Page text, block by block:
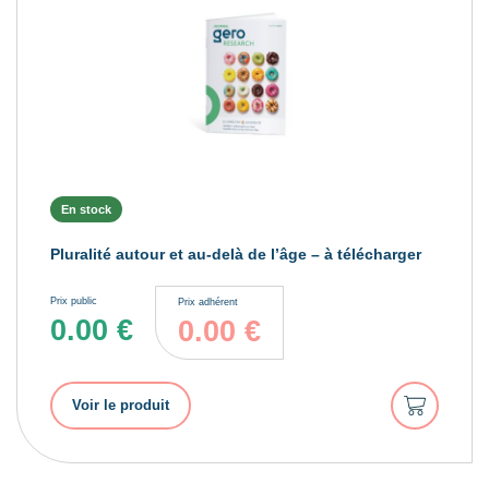
En stock
Pluralité autour et au-delà de l’âge – à télécharger
Prix public
0.00 €
Prix adhérent
0.00 €
Voir le produit
Ajouter
au
panier